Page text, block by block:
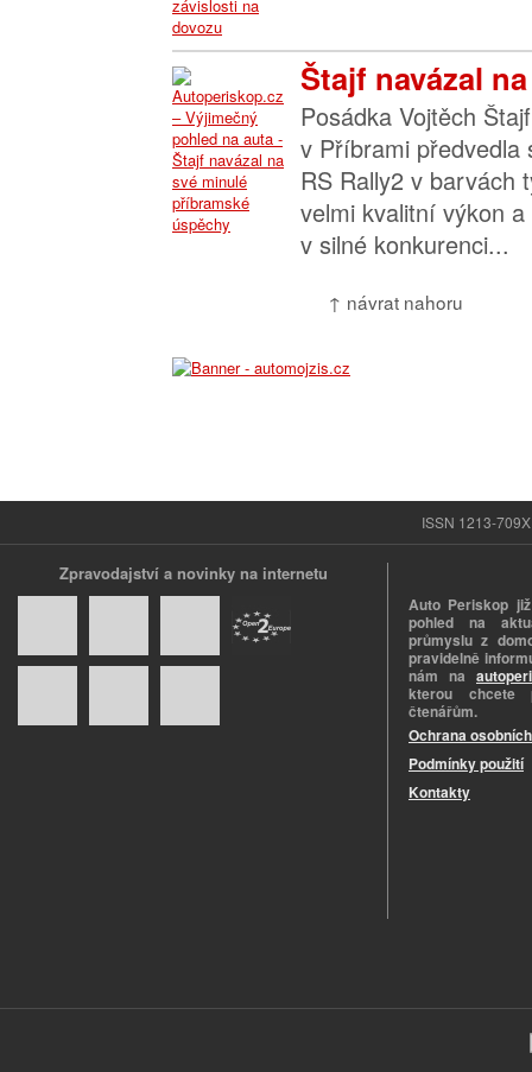
Štajf navázal
Posádka Vojtěch
v Příbrami předvedla
RS Rally2 v barvách
velmi kvalitní výkon
v silné konkurenci...
↑ návrat nahoru
ISSN 1213-
Zpravodajství a novinky na internetu
Auto Periskop
pohled na
průmyslu z
pravidelně
nám na
kterou chcete
čtenářům.
Ochrana
Podmínky použití
Kontakty